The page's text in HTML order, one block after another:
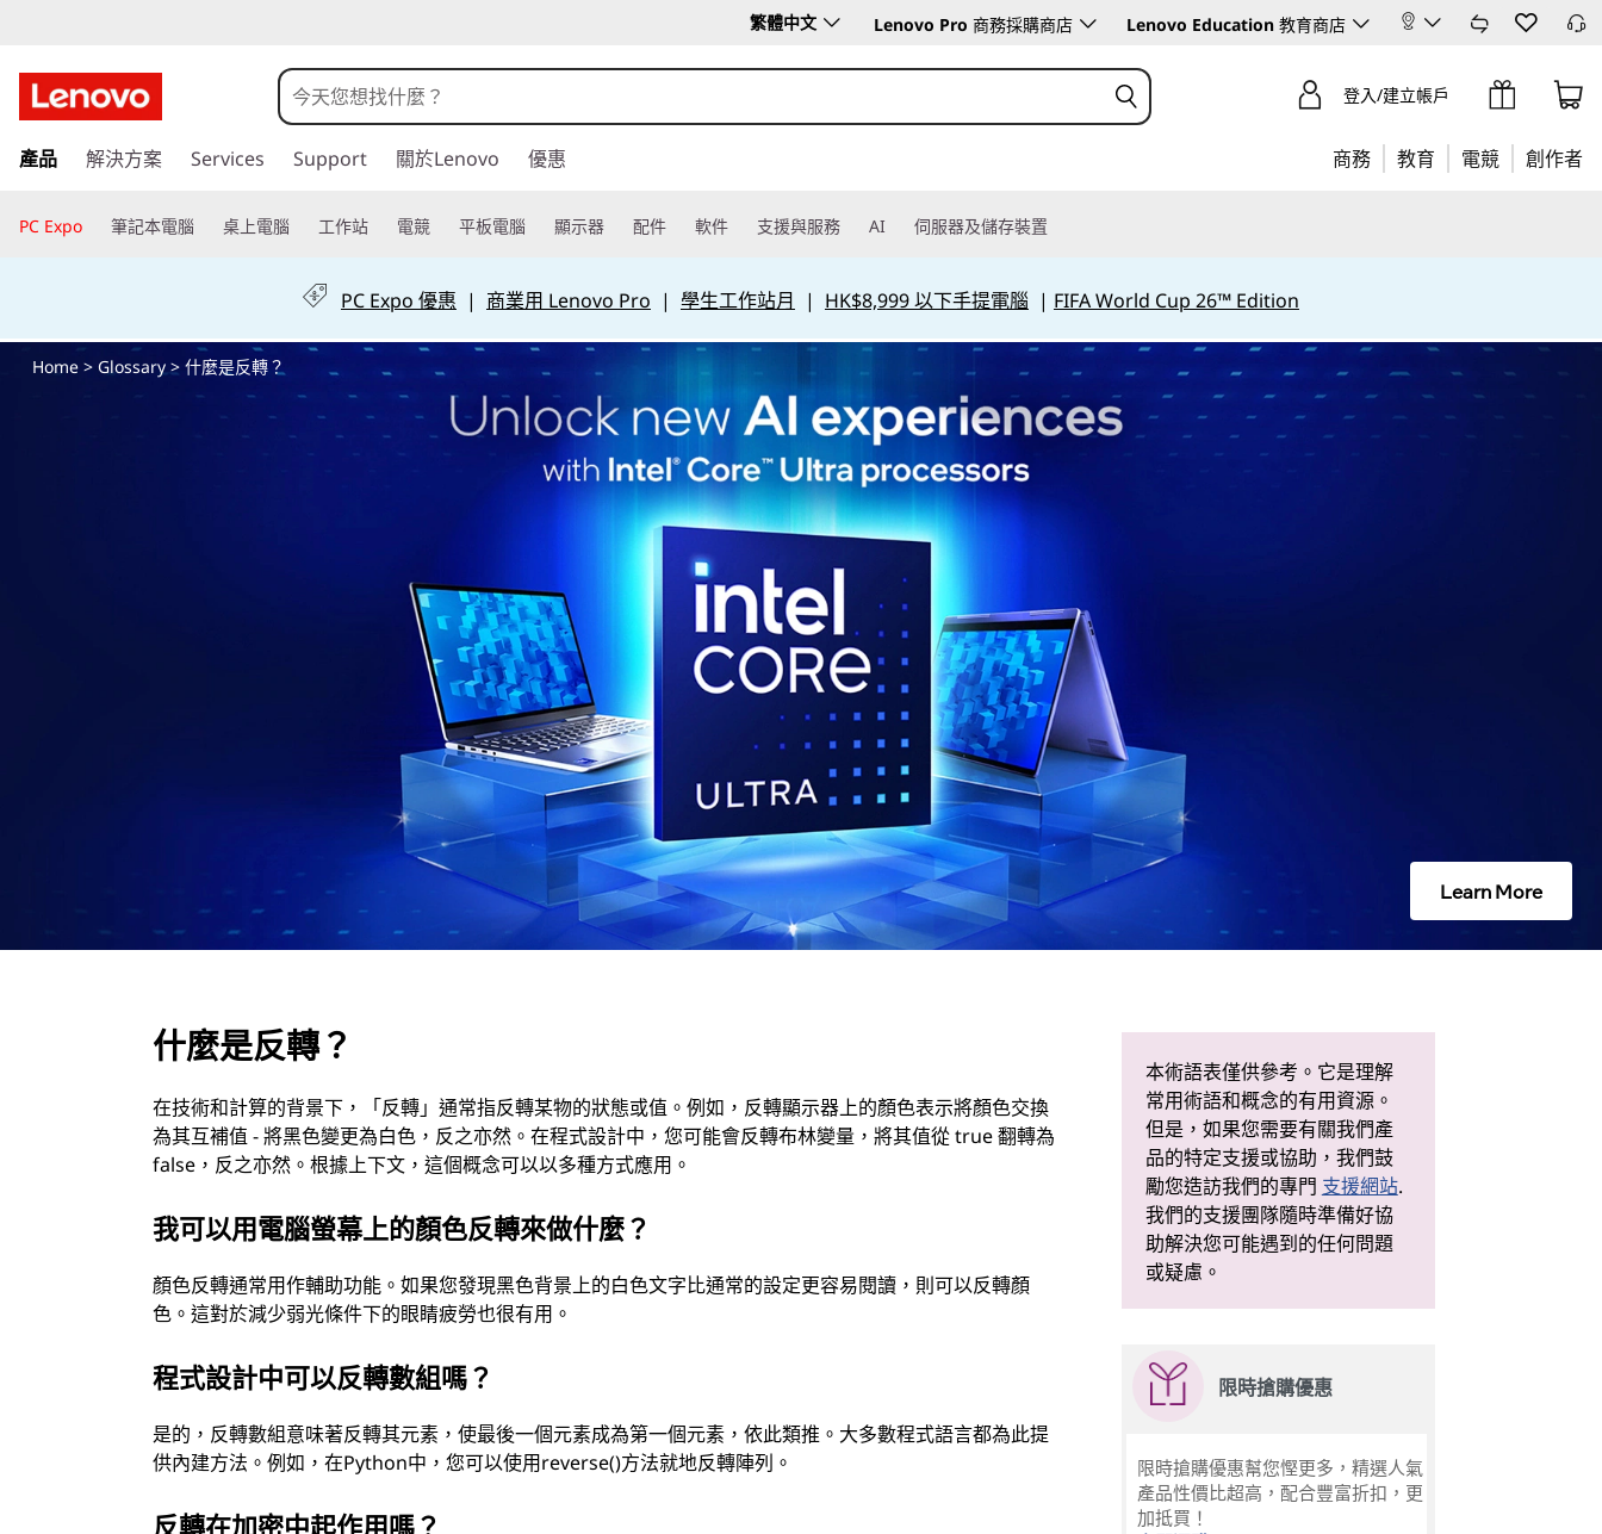
麼
是
轉
繁體中文 Lenovo Pro 商務採購商店 Lenovo Education 教育商店
至
要
登入/建立帳戶
產品 解決方案 Services Support 關於Lenovo 優惠 商務 教育 電競 創作者
PC Expo 筆記本電腦 桌上電腦 工作站 電競 平板電腦 顯示器 配件 軟件 支援與服務 AI 伺服器及儲存裝置
PC Expo 優惠 | 商業用 Lenovo Pro | 學生工作站月 | HK$8,999 以下手提電腦 | FIFA World Cup 26™ Edition
Home> Glossary> 什麼是反轉？
Learn More
什麼是反轉？
在技術和計算的背景下，「反轉」通常指反轉某物的狀態或值。例如，反轉顯示器上的顏色表示將顏色交換
為其互補值 - 將黑色變更為白色，反之亦然。在程式設計中，您可能會反轉布林變量，將其值從 true 翻轉為
false，反之亦然。根據上下文，這個概念可以以多種方式應用。
我可以用電腦螢幕上的顏色反轉來做什麼？
顏色反轉通常用作輔助功能。如果您發現黑色背景上的白色文字比通常的設定更容易閱讀，則可以反轉顏
色。這對於減少弱光條件下的眼睛疲勞也很有用。
程式設計中可以反轉數組嗎？
是的，反轉數組意味著反轉其元素，使最後一個元素成為第一個元素，依此類推。大多數程式語言都為此提
供內建方法。例如，在Python中，您可以使用reverse()方法就地反轉陣列。
反轉在加密中起作用嗎？
本術語表僅供參考。它是理解
常用術語和概念的有用資源。
但是，如果您需要有關我們產
品的特定支援或協助，我們鼓
勵您造訪我們的專門 支援網站.
我們的支援團隊隨時準備好協
助解決您可能遇到的任何問題
或疑慮。
限時搶購優惠
限時搶購優惠幫您慳更多，精選人氣
產品性價比超高，配合豐富折扣，更
加抵買！